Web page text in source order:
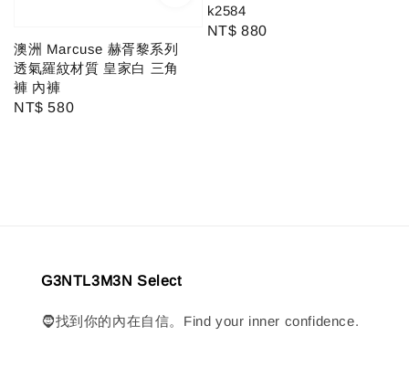
澳洲 Marcuse 赫胥黎系列
透氣羅紋材質 皇家白 三角
褲 內褲
Regular
NT$ 580
k2584
Regular
NT$ 880
G3NTL3M3N Select
🧔找到你的內在自信。Find your inner confidence.